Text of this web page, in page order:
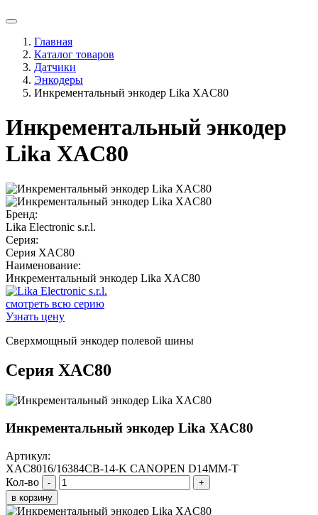
Главная
Каталог товаров
Датчики
Энкодеры
Инкрементальный энкодер Lika XAC80
Инкрементальный энкодер
Lika XAC80
Бренд:
Lika Electronic s.r.l.
Серия:
Серия XAC80
Наименование:
Инкрементальный энкодер Lika XAC80
смотреть всю серию
Узнать цену
Сверхмощный энкодер полевой шины
Серия XAC80
Инкрементальный энкодер Lika XAC80
Артикул:
XAC8016/16384CB-14-K CANOPEN D14MM-T
Кол-во
-
+
в корзину